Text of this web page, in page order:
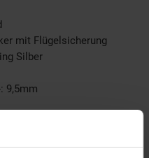
mit Flügelsicherung
Silber
9,5mm